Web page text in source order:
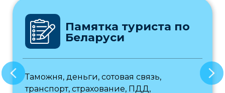
Памятка туриста по
Беларуси
Таможня, деньги, сотовая связь,
транспорт, страхование, ПДД,